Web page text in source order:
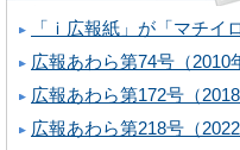
「ｉ広報紙」が「マチイ
広報あわら第74号（2010
広報あわら第172号（2018
広報あわら第218号（2022